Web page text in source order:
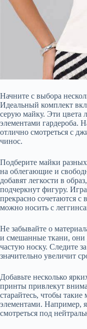
Начните с выбора
Идеальный комплект
серую майку. Эти цвета
элементами гардероба.
отлично смотреться с
чинос.
Подберите майки
на облегающие и
добавят легкости в
подчеркнут фигуру.
прекрасно сочетаются
можно носить с
Не забывайте о
и смешанные ткани, они
частую носку. Следите
значительно увеличит
Добавьте несколько
принты привлекут
старайтесь, чтобы
элементами. Например,
смотреться под